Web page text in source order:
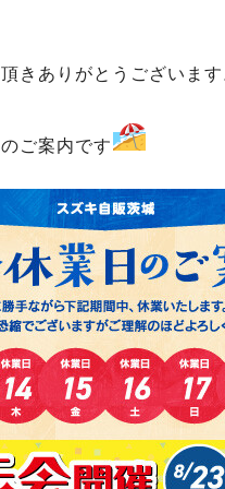
きありがとうございま
ご案内です